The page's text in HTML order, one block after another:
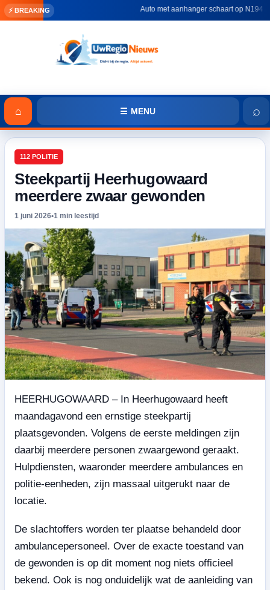
⚡ BREAKING Auto met aanhanger schaart op N194
⌂ ☰ MENU ⌕
112 POLITIE
Steekpartij Heerhugowaard
meerdere zwaar gewonden
1 juni 2026•1 min leestijd
HEERHUGOWAARD – In Heerhugowaard heeft
maandagavond een ernstige steekpartij
plaatsgevonden. Volgens de eerste meldingen zijn
daarbij meerdere personen zwaargewond geraakt.
Hulpdiensten, waaronder meerdere ambulances en
politie-eenheden, zijn massaal uitgerukt naar de
locatie.
De slachtoffers worden ter plaatse behandeld door
ambulancepersoneel. Over de exacte toestand van
de gewonden is op dit moment nog niets officieel
bekend. Ook is nog onduidelijk wat de aanleiding van